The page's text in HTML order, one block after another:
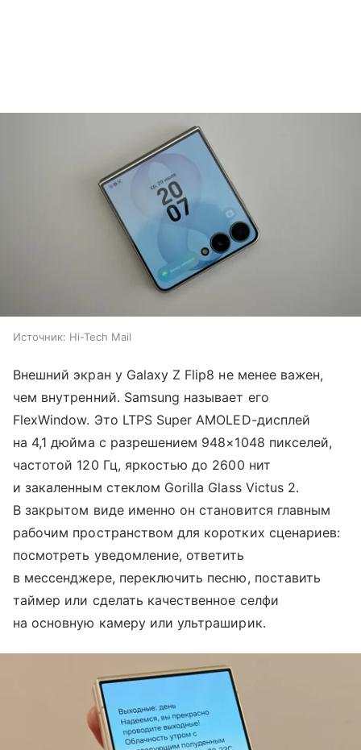
Источник: Hi-Tech Mail
Внешний экран у Galaxy Z Flip8 не менее важен,
чем внутренний. Samsung называет его
FlexWindow. Это LTPS Super AMOLED-дисплей
на 4,1 дюйма с разрешением 948×1048 пикселей,
частотой 120 Гц, яркостью до 2600 нит
и закаленным стеклом Gorilla Glass Victus 2.
В закрытом виде именно он становится главным
рабочим пространством для коротких сценариев:
посмотреть уведомление, ответить
в мессенджере, переключить песню, поставить
таймер или сделать качественное селфи
на основную камеру или ультраширик.